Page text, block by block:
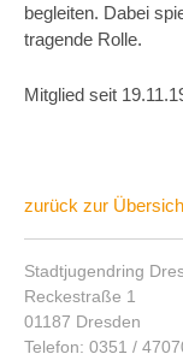
begleiten. Dabei
tragende Rolle.
Mitglied seit
zurück zur
Stadtjugendring
Reckestraße 1
01187 Dresden
Telefon: 0351 /